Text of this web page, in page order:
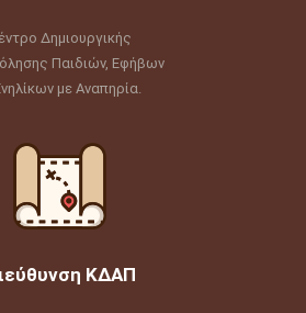
Δημιουργικής
Παιδιών, Εφήβων
με Αναπηρία.
ΚΔΑΠ